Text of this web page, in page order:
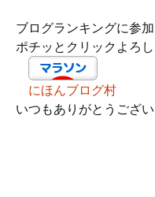
ブログランキングに参加
ポチッとクリックよろし
にほんブログ村
いつもありがとうござい